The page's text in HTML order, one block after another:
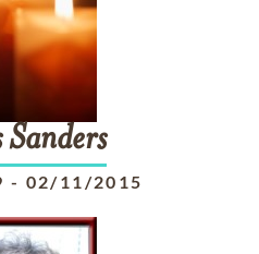
Sanders
- 02/11/2015